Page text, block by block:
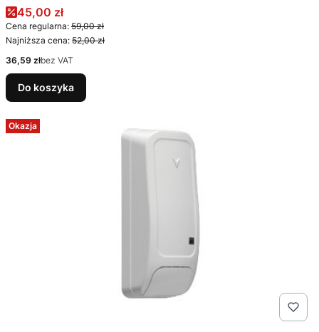
Cena promocyjna
45,00 zł
Cena regularna: 59,00 zł
Najniższa cena: 52,00 zł
Cena
36,59 złbez VAT
Do koszyka
Okazja